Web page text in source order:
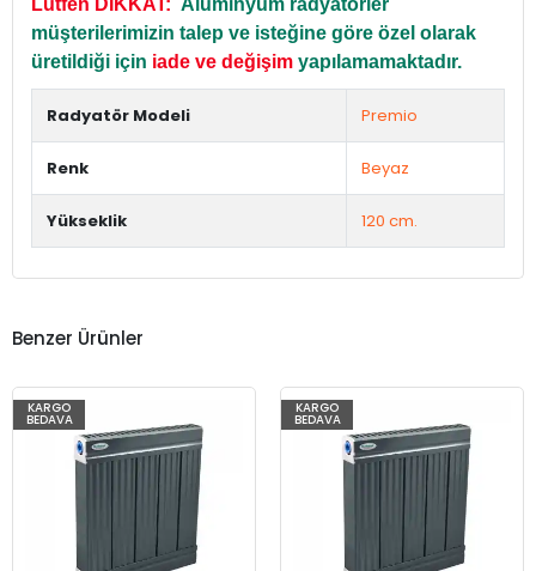
Lütfen DİKKAT: Alüminyum radyatörler
müşterilerimizin talep ve isteğine göre özel olarak
üretildiği için iade ve değişim yapılamamaktadır.
Radyatör Modeli Premio
Renk Beyaz
Yükseklik 120 cm.
Benzer Ürünler
KARGO
BEDAVA
KARGO
BEDAVA